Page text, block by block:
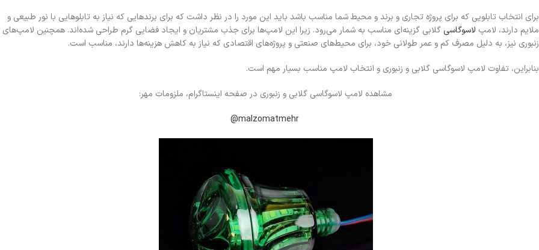
برای انتخاب تابلویی که برای پروژه تجاری و برند و محیط شما مناسب باشد باید این مورد را در نظر داشت که برای برندهایی که نیاز به تابلوهایی با نور طبیعی و
ملایم دارند، لامپ لاسوگاسی گلابی گزینه‌ای مناسب به شمار می‌رود. زیرا این لامپ‌ها برای جذب مشتریان و ایجاد فضایی گرم طراحی شده‌اند. همچنین لامپ‌های
زنبوری نیز، به دلیل مصرف کم و عمر طولانی خود، برای محیط‌های صنعتی و پروژه‌های اقتصادی که نیاز به کاهش هزینه‌ها دارند، مناسب است.
بنابراین، تفاوت لامپ لاسوگاسی گلابی و زنبوری و انتخاب لامپ مناسب بسیار مهم است.
مشاهده لامپ لاسوگاسی گلابی و زنبوری در صفحه اینستاگرام، ملزومات مهر:
malzomatmehr@